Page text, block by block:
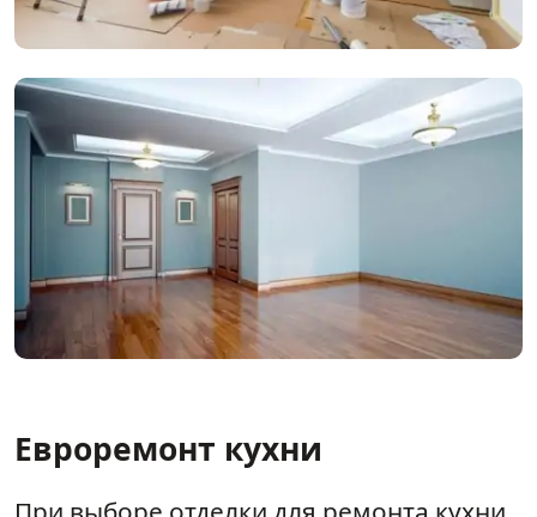
Евроремонт кухни